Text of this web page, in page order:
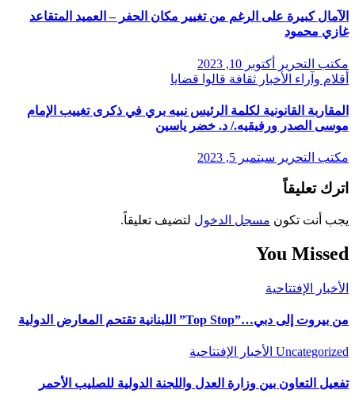
الآمال كبيرة على الرغم من تغيير مكان الحفر – العميد المتقاعد
غازي محمود
مكتب التحرير
أكتوبر 10, 2023
أقلام وآراء الأخبار ثقافة قالوا قضايا
المقاربة القانونية لكلمة الرئيس نبيه بري في ذكرى تغييب الإمام
موسى الصدر ورفيقيه./ د. خضر ياسين
مكتب التحرير سبتمبر 5, 2023
اترك تعليقاً
يجب أنت تكون مسجل الدخول لتضيف تعليقاً.
You Missed
الأخبار الإفتتاحية
من بيروت إلى دبي…”Top Stop” اللبنانية تقتحم المعارض الدولية
Uncategorized الأخبار الإفتتاحية
تفعيل التعاون بين وزارة العدل واللجنة الدولية للصليب الأحمر